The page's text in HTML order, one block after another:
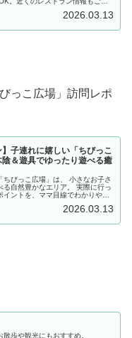
2026.03.13
っこ広場」訪問レポ
】子連れに嬉しい「ちびっこ
＆遊具でゆったり遊べる癒
ちびっこ広場」は、 小さなお子さ
る自然豊かなエリア。 実際に行っ
ントを、ママ目線でわかりやす
2026.03.13
歩や観光にもおすすめ。